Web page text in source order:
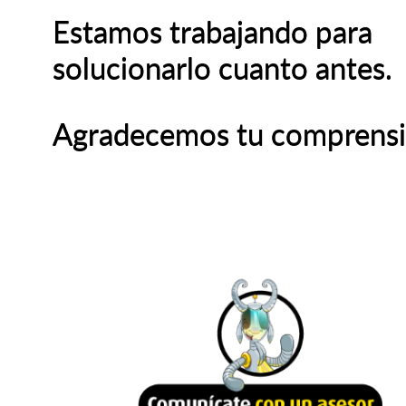
Estamos trabajando para
solucionarlo cuanto antes.
Agradecemos tu